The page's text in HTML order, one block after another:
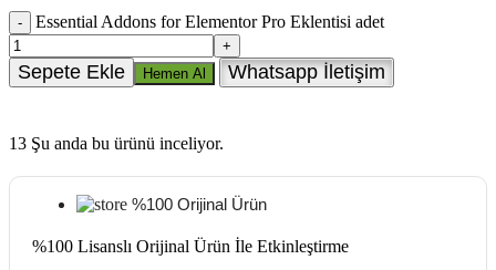
Essential Addons for Elementor Pro Eklentisi adet
Sepete Ekle Hemen Al Whatsapp İletişim
13 Şu anda bu ürünü inceliyor.
%100 Orijinal Ürün
%100 Lisanslı Orijinal Ürün İle Etkinleştirme